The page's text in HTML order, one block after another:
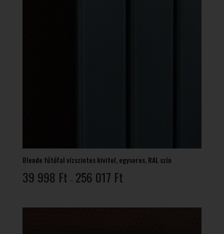
Blende fűtőfal vízszintes kivitel, egysoros, RAL szín
39 998 Ft – 256 017 Ft39
-